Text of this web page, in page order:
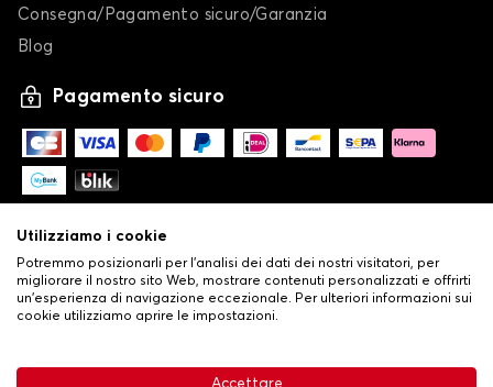
Consegna/Pagamento sicuro/Garanzia
Blog
Pagamento sicuro
Condizioni generali di vendita•
Utilizziamo i cookie
Potremmo posizionarli per l'analisi dei dati dei nostri visitatori, per
migliorare il nostro sito Web, mostrare contenuti personalizzati e offrirti
un'esperienza di navigazione eccezionale. Per ulteriori informazioni sui
cookie utilizziamo aprire le impostazioni.
Accettare